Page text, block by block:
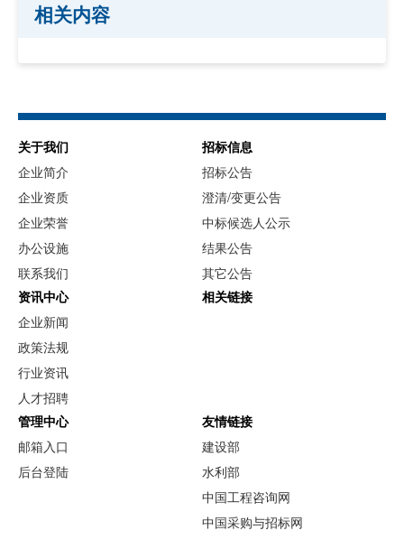
相关内容
关于我们
企业简介
企业资质
企业荣誉
办公设施
联系我们
招标信息
招标公告
澄清/变更公告
中标候选人公示
结果公告
其它公告
资讯中心
企业新闻
政策法规
行业资讯
人才招聘
相关链接
管理中心
邮箱入口
后台登陆
友情链接
建设部
水利部
中国工程咨询网
中国采购与招标网